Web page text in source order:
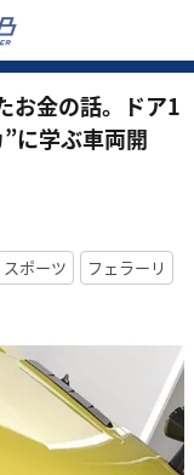
お金の話。ドア1
に学ぶ車両開
スポーツ
フェラーリ